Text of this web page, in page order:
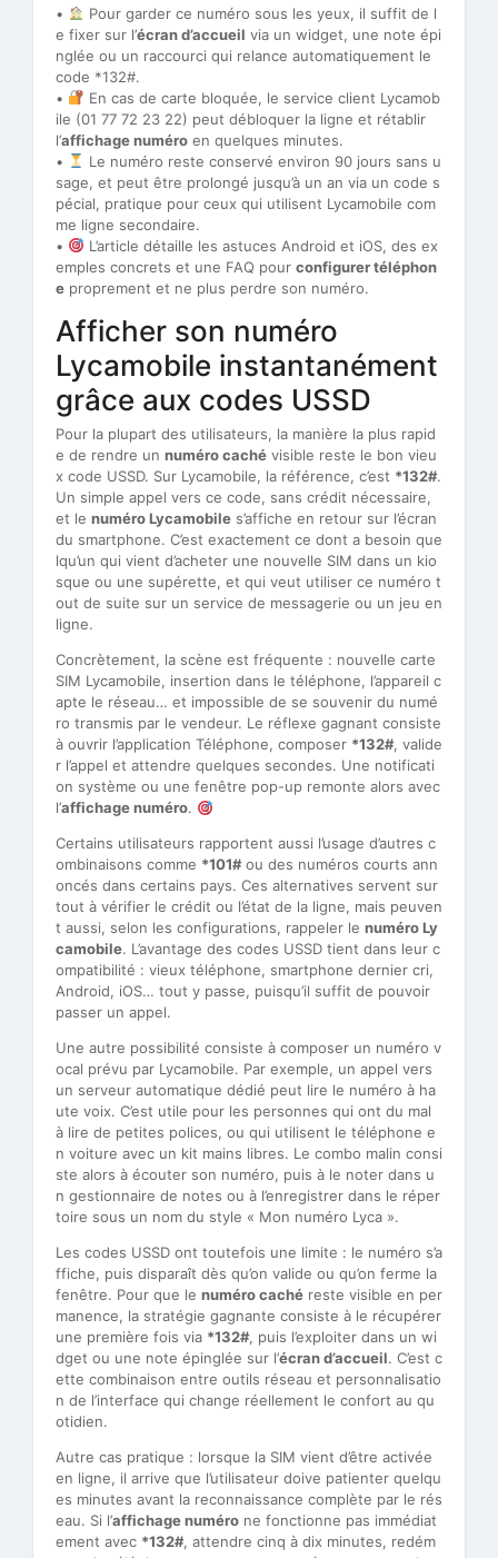
•
Pour garder ce numéro sous les yeux, il suffit de l
e fixer sur l’écran d’accueil via un widget, une note épi
nglée ou un raccourci qui relance automatiquement le
code *132#.
•
En cas de carte bloquée, le service client Lycamob
ile (01 77 72 23 22) peut débloquer la ligne et rétablir
l’affichage numéro en quelques minutes.
•
Le numéro reste conservé environ 90 jours sans u
sage, et peut être prolongé jusqu’à un an via un code s
pécial, pratique pour ceux qui utilisent Lycamobile com
me ligne secondaire.
•
L’article détaille les astuces Android et iOS, des ex
emples concrets et une FAQ pour configurer téléphon
e proprement et ne plus perdre son numéro.
Afficher son numéro
Lycamobile instantanément
grâce aux codes USSD
Pour la plupart des utilisateurs, la manière la plus rapid
e de rendre un numéro caché visible reste le bon vieu
x code USSD. Sur Lycamobile, la référence, c’est *132#.
Un simple appel vers ce code, sans crédit nécessaire,
et le numéro Lycamobile s’affiche en retour sur l’écran
du smartphone. C’est exactement ce dont a besoin que
lqu’un qui vient d’acheter une nouvelle SIM dans un kio
sque ou une supérette, et qui veut utiliser ce numéro t
out de suite sur un service de messagerie ou un jeu en
ligne.
Concrètement, la scène est fréquente : nouvelle carte
SIM Lycamobile, insertion dans le téléphone, l’appareil c
apte le réseau… et impossible de se souvenir du numé
ro transmis par le vendeur. Le réflexe gagnant consiste
à ouvrir l’application Téléphone, composer *132#, valide
r l’appel et attendre quelques secondes. Une notificati
on système ou une fenêtre pop-up remonte alors avec
l’affichage numéro.
Certains utilisateurs rapportent aussi l’usage d’autres c
ombinaisons comme *101#ou des numéros courts ann
oncés dans certains pays. Ces alternatives servent sur
tout à vérifier le crédit ou l’état de la ligne, mais peuven
t aussi, selon les configurations, rappeler le numéro Ly
camobile. L’avantage des codes USSD tient dans leur c
ompatibilité : vieux téléphone, smartphone dernier cri,
Android, iOS… tout y passe, puisqu’il suffit de pouvoir
passer un appel.
Une autre possibilité consiste à composer un numéro v
ocal prévu par Lycamobile. Par exemple, un appel vers
un serveur automatique dédié peut lire le numéro à ha
ute voix. C’est utile pour les personnes qui ont du mal
à lire de petites polices, ou qui utilisent le téléphone e
n voiture avec un kit mains libres. Le combo malin consi
ste alors à écouter son numéro, puis à le noter dans u
n gestionnaire de notes ou à l’enregistrer dans le réper
toire sous un nom du style « Mon numéro Lyca ».
Les codes USSD ont toutefois une limite : le numéro s’a
ffiche, puis disparaît dès qu’on valide ou qu’on ferme la
fenêtre. Pour que le numéro caché reste visible en per
manence, la stratégie gagnante consiste à le récupérer
une première fois via *132#, puis l’exploiter dans un wi
dget ou une note épinglée sur l’écran d’accueil. C’est c
ette combinaison entre outils réseau et personnalisatio
n de l’interface qui change réellement le confort au qu
otidien.
Autre cas pratique : lorsque la SIM vient d’être activée
en ligne, il arrive que l’utilisateur doive patienter quelqu
es minutes avant la reconnaissance complète par le rés
eau. Si l’affichage numéro ne fonctionne pas immédiat
ement avec *132#, attendre cinq à dix minutes, redém